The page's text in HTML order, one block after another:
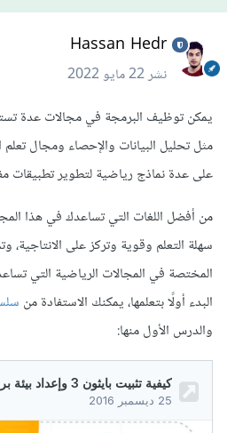
Hassan Hedr
نشر22 مايو 2022
يمكن توظيف البرمجة في مجالات عدة
مثل تحليل البيانات والإحصاء ومجال تعلم
على عدة نماذج رياضية لتطوير تطبيقات
من أفضل اللغات التي تساعدك في هذا
سهلة التعلم وقوية وتركز على الانتاجية،
المختصة في المجالات الرياضية التي
البدء أولًا بتعلمها، يمكنك الاستفادة من
والدرس الأول منها: